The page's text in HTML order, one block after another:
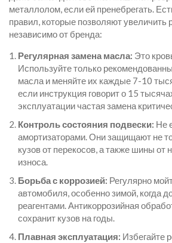
металлолом, если ей пренебрегать.
правил, которые позволяют увеличить
независимо от бренда:
Регулярная замена масла: Это
Используйте только
масла и меняйте их каждые 7-10
если инструкция говорит о 15
эксплуатации частая замена
Контроль состояния подвески: Не
амортизаторами. Они защищают не
кузов от перекосов, а также шины от
износа.
Борьба с коррозией: Регулярно
автомобиля, особенно зимой, когда
реагентами. Антикоррозийная
сохранит кузов на годы.
Плавная эксплуатация: Избегайте